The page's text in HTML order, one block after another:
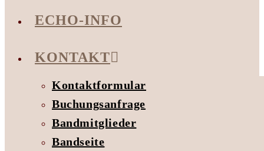
ECHO-INFO
KONTAKT
Kontaktformular
Buchungsanfrage
Bandmitglieder
Bandseite